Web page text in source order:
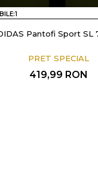
1
Pantofi Sport SL
PRET SPECIAL
419,99 RON